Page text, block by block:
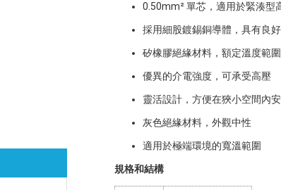
0.50mm² 單芯，適用於緊湊型
採用細股鍍錫銅導體，具有良
矽橡膠絕緣材料，額定溫度範
優異的介電強度，可承受高壓
靈活設計，方便在狹小空間內
灰色絕緣材料，外觀中性
適用於極端環境的寬溫範圍
規格和結構